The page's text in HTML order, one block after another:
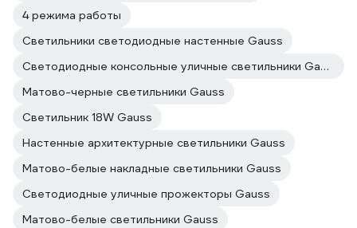
4 режима работы
Светильники светодиодные настенные Gauss
Светодиодные консольные уличные светильники Gauss
Матово-черные светильники Gauss
Светильник 18W Gauss
Настенные архитектурные светильники Gauss
Матово-белые накладные светильники Gauss
Светодиодные уличные прожекторы Gauss
Матово-белые светильники Gauss